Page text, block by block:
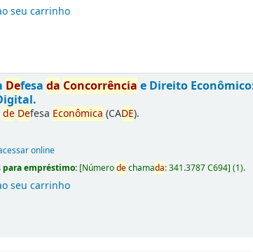
seu carrinho
Defesada Concorrência e Direito
de Defesa Econômica (CADE).
online
empréstimo: [Númerodechamada:341.3787 C694](1).
seu carrinho